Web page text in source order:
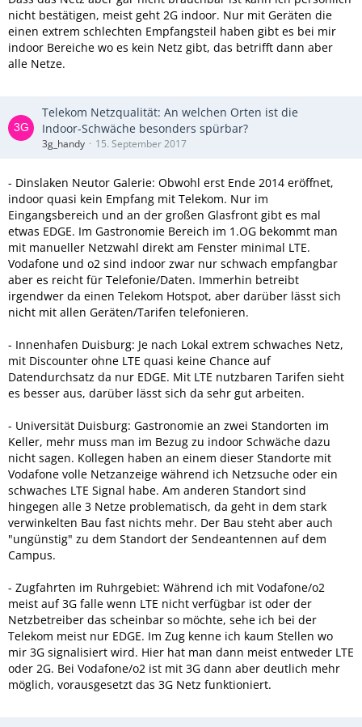
nicht bestätigen, meist geht 2G indoor. Nur mit Geräten die
einen extrem schlechten Empfangsteil haben gibt es bei mir
indoor Bereiche wo es kein Netz gibt, das betrifft dann aber
alle Netze.
Telekom Netzqualität: An welchen Orten ist die
Indoor-Schwäche besonders spürbar?
3g_handy 15. September 2017
- Dinslaken Neutor Galerie: Obwohl erst Ende 2014 eröffnet,
indoor quasi kein Empfang mit Telekom. Nur im
Eingangsbereich und an der großen Glasfront gibt es mal
etwas EDGE. Im Gastronomie Bereich im 1.OG bekommt man
mit manueller Netzwahl direkt am Fenster minimal LTE.
Vodafone und o2 sind indoor zwar nur schwach empfangbar
aber es reicht für Telefonie/Daten. Immerhin betreibt
irgendwer da einen Telekom Hotspot, aber darüber lässt sich
nicht mit allen Geräten/Tarifen telefonieren.
- Innenhafen Duisburg: Je nach Lokal extrem schwaches Netz,
mit Discounter ohne LTE quasi keine Chance auf
Datendurchsatz da nur EDGE. Mit LTE nutzbaren Tarifen sieht
es besser aus, darüber lässt sich da sehr gut arbeiten.
- Universität Duisburg: Gastronomie an zwei Standorten im
Keller, mehr muss man im Bezug zu indoor Schwäche dazu
nicht sagen. Kollegen haben an einem dieser Standorte mit
Vodafone volle Netzanzeige während ich Netzsuche oder ein
schwaches LTE Signal habe. Am anderen Standort sind
hingegen alle 3 Netze problematisch, da geht in dem stark
verwinkelten Bau fast nichts mehr. Der Bau steht aber auch
"ungünstig" zu dem Standort der Sendeantennen auf dem
Campus.
- Zugfahrten im Ruhrgebiet: Während ich mit Vodafone/o2
meist auf 3G falle wenn LTE nicht verfügbar ist oder der
Netzbetreiber das scheinbar so möchte, sehe ich bei der
Telekom meist nur EDGE. Im Zug kenne ich kaum Stellen wo
mir 3G signalisiert wird. Hier hat man dann meist entweder LTE
oder 2G. Bei Vodafone/o2 ist mit 3G dann aber deutlich mehr
möglich, vorausgesetzt das 3G Netz funktioniert.